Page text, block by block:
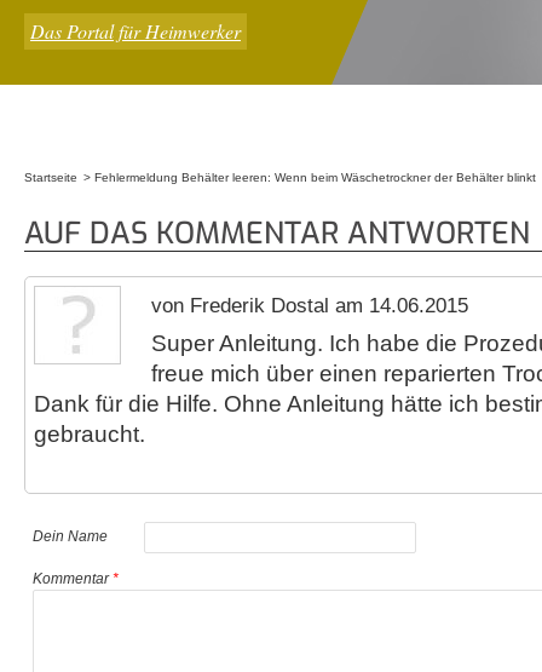
Das Portal für Heimwerker
Startseite Fehlermeldung Behälter leeren: Wenn beim Wäschetrockner der Behälter blinkt
AUF DAS KOMMENTAR ANTWORTEN
von Frederik Dostal am 14.06.2015
Super Anleitung. Ich habe die
freue mich über einen reparierten
Dank für die Hilfe. Ohne Anleitung hätte ich
gebraucht.
Dein Name
Kommentar*